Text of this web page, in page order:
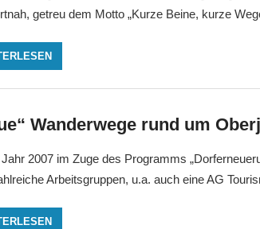
getreu dem Motto „Kurze Beine, kurze
Wanderwege rund um
2007 im Zuge des Programms
Arbeitsgruppen, u.a. auch eine AG